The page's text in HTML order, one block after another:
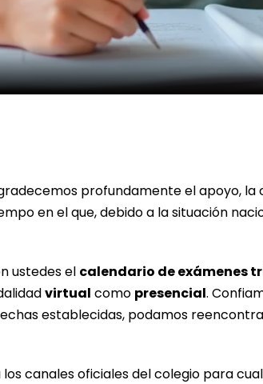
profundamente el apoyo,
en el que, debido a la situación
ustedes el calendario de exámenes
virtual como presencial.
establecidas, podamos
canales oficiales del colegio para